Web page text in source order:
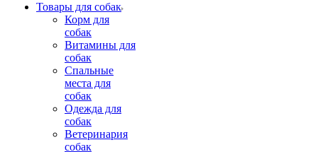
Товары для собак
Корм для
собак
Витамины для
собак
Спальные
места для
собак
Одежда для
собак
Ветеринария
собак